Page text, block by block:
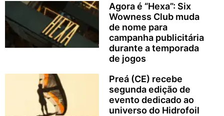
Agora é “Hexa”: Six
Wowness Club muda
de nome para
campanha publicitária
durante a temporada
de jogos
Preá (CE) recebe
segunda edição de
evento dedicado ao
universo do Hidrofoil